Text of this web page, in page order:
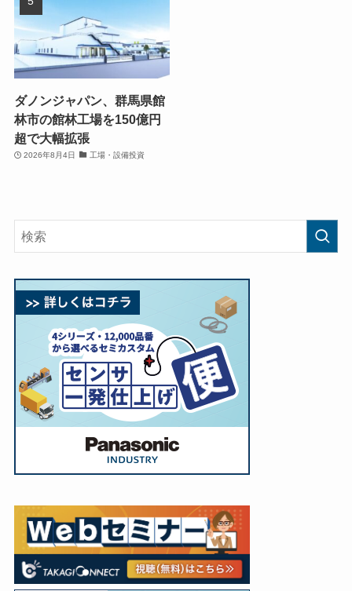
ダノンジャパン、群馬県館
林市の館林工場を150億円
超で大幅拡張
2026年8月4日 工場・設備投資